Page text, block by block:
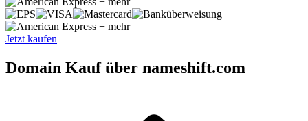
+ mehr
Jetzt kaufen
Domain Kauf über nameshift.com